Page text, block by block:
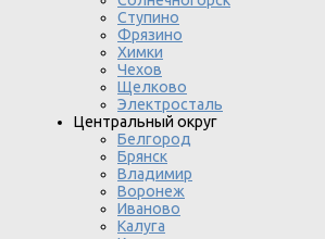
Ступино
Фрязино
Химки
Чехов
Щелково
Электросталь
Центральный округ
Белгород
Брянск
Владимир
Воронеж
Иваново
Калуга